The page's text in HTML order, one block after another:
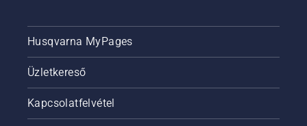
Husqvarna MyPages
Üzletkereső
Kapcsolatfelvétel